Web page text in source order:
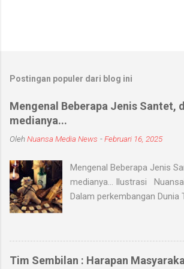
Postingan populer dari blog ini
Mengenal Beberapa Jenis Santet,
medianya...
OlehNuansa Media News -Februari 16, 2025
Mengenal Beberapa Jenis
medianya... Ilustrasi
Dalam perkembangan Dunia
yang hingga saat ini masih
di masyarakat. Menurut
Indonesia (KBBI) santet
Tim Sembilan : Harapan